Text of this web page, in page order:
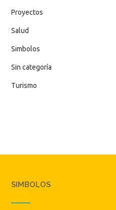
Proyectos
Salud
Simbolos
Sin categoría
Turismo
SIMBOLOS